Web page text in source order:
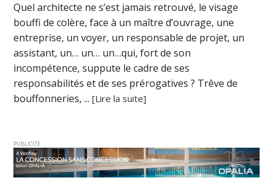
Quel architecte ne s’est jamais retrouvé, le visage
bouffi de colère, face à un maître d’ouvrage, une
entreprise, un voyer, un responsable de projet, un
assistant, un… un… un…qui, fort de son
incompétence, suppute le cadre de ses
responsabilités et de ses prérogatives ? Trêve de
bouffonneries, ...[Lire la suite]
PUBLICITE